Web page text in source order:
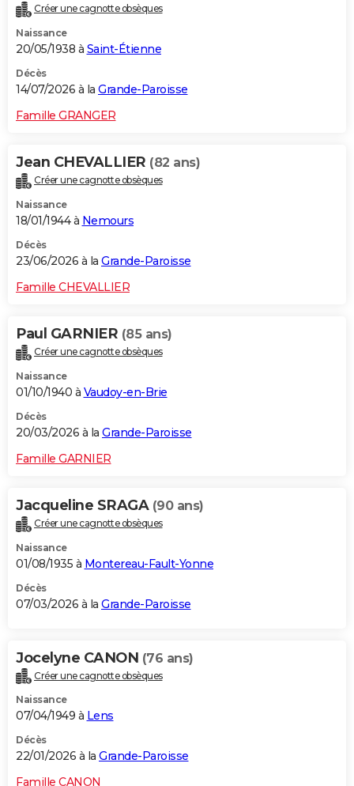
Destinations
City break
Voyage nature
Voyage de noces
Forum
Climat
+PHOTO
GUIDES D'ACHAT
BONS PLANS
CARTE DE VOEUX
Dictionnaire
Biographies
Citations
Expressions
Proverbes
PROGRAMME TV
COPAINS D'AVANT
S'inscrire
Se connecter
Lycées
Collèges
Primaires
Universités
Entreprises
Service militaire
Avis de recherche
AVIS DE DÉCÈS
Créer une cagnotte obsèques
Naissance
20/05/1938 à Saint-Étienne
Décès
14/07/2026 à la Grande-Paroisse
Famille GRANGER
Jean CHEVALLIER (82 ans)
Créer une cagnotte obsèques
Naissance
18/01/1944 à Nemours
Décès
23/06/2026 à la Grande-Paroisse
Famille CHEVALLIER
Paul GARNIER (85 ans)
Créer une cagnotte obsèques
Naissance
01/10/1940 à Vaudoy-en-Brie
Décès
20/03/2026 à la Grande-Paroisse
Famille GARNIER
Jacqueline SRAGA (90 ans)
Créer une cagnotte obsèques
Naissance
01/08/1935 à Montereau-Fault-Yonne
Décès
07/03/2026 à la Grande-Paroisse
Jocelyne CANON (76 ans)
Créer une cagnotte obsèques
Naissance
07/04/1949 à Lens
Décès
22/01/2026 à la Grande-Paroisse
Famille CANON